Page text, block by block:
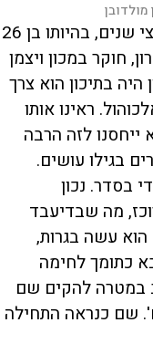
מולדובן
ומר לב מת ממנת יתר לפני ארבע וחצי שנים, בהיותו בן 26
חוקר במכון ויצמן
בתיכון הוא צרך
ראינו אותו
לזה הרבה
בגילו עושים.
בסדר. נכון
מה שבדיעבד
הוא עשה בגרות,
כתומך לחימה
במטרה להקים שם
שם כנראה התחילה